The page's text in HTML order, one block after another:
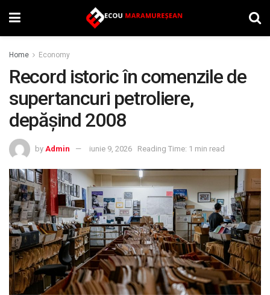
Home Economy
Record istoric în comenzile de
supertancuri petroliere,
depășind 2008
by Admin iunie 9, 2026 Reading Time: 1 min read